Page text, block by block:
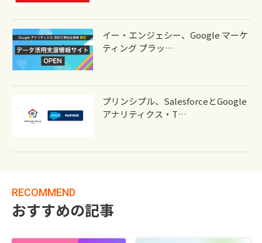
イー・エンジェシー、Google マーケ
ティング プラッ…
プリンシプル、SalesforceとGoogle
アナリティクス・T…
RECOMMEND
おすすめの記事